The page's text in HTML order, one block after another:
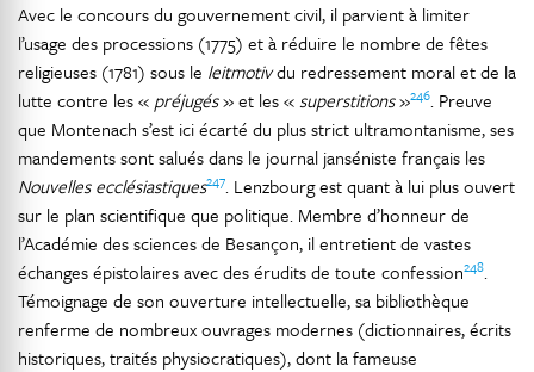
Avec le concours du gouvernement civil, il parvient à limiter
l’usage des processions (1775) et à réduire le nombre de fêtes
religieuses (1781) sous le leitmotivdu redressement moral et de la
lutte contre les « préjugés» et les «superstitions»246. Preuve
que Montenach s’est ici écarté du plus strict ultramontanisme, ses
mandements sont salués dans le journal janséniste français les
Nouvelles ecclésiastiques247. Lenzbourg est quant à lui plus ouvert
sur le plan scientifique que politique. Membre d’honneur de
l’Académie des sciences de Besançon, il entretient de vastes
échanges épistolaires avec des érudits de toute confession248.
Témoignage de son ouverture intellectuelle, sa bibliothèque
renferme de nombreux ouvrages modernes (dictionnaires, écrits
historiques, traités physiocratiques), dont la fameuse